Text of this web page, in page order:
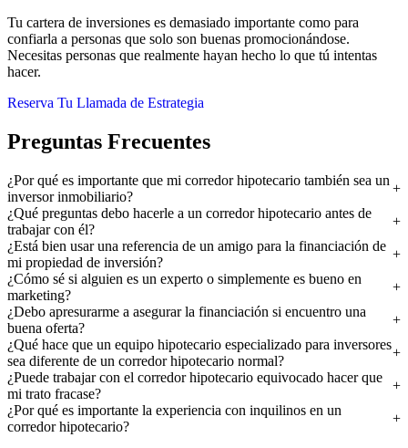
Tu cartera de inversiones es demasiado importante como para
confiarla a personas que solo son buenas promocionándose.
Necesitas personas que realmente hayan hecho lo que tú intentas
hacer.
Reserva Tu Llamada de Estrategia
Preguntas Frecuentes
¿Por qué es importante que mi corredor hipotecario también sea un
inversor inmobiliario?
¿Qué preguntas debo hacerle a un corredor hipotecario antes de
trabajar con él?
¿Está bien usar una referencia de un amigo para la financiación de
mi propiedad de inversión?
¿Cómo sé si alguien es un experto o simplemente es bueno en
marketing?
¿Debo apresurarme a asegurar la financiación si encuentro una
buena oferta?
¿Qué hace que un equipo hipotecario especializado para inversores
sea diferente de un corredor hipotecario normal?
¿Puede trabajar con el corredor hipotecario equivocado hacer que
mi trato fracase?
¿Por qué es importante la experiencia con inquilinos en un
corredor hipotecario?